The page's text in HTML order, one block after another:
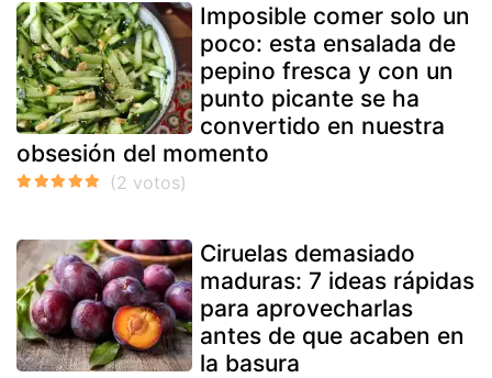
Imposible comer solo un
poco: esta ensalada de
pepino fresca y con un
punto picante se ha
convertido en nuestra
obsesión del momento
Ciruelas demasiado
maduras: 7 ideas rápidas
para aprovecharlas
antes de que acaben en
la basura